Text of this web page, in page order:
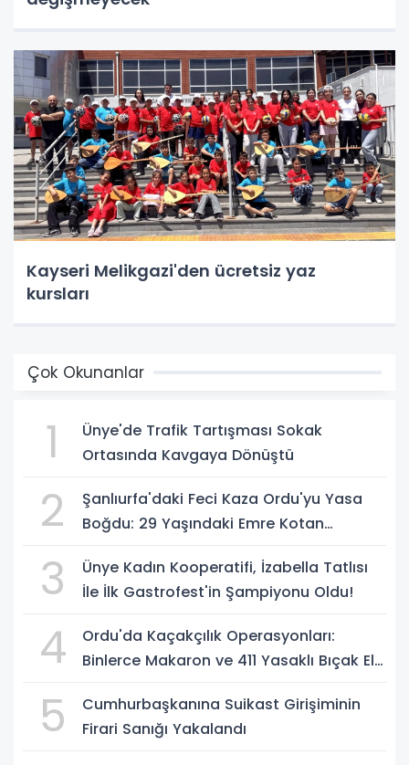
Kayseri Melikgazi'den ücretsiz yaz
kursları
Çok Okunanlar
1
Ünye'de Trafik Tartışması Sokak
Ortasında Kavgaya Dönüştü
2
Şanlıurfa'daki Feci Kaza Ordu'yu Yasa
Boğdu: 29 Yaşındaki Emre Kotan
3
Ünye Kadın Kooperatifi, İzabella Tatlısı
İle İlk Gastrofest'in Şampiyonu Oldu!
4
Ordu'da Kaçakçılık Operasyonları:
Binlerce Makaron ve 411 Yasaklı Bıçak Ele
5
Cumhurbaşkanına Suikast Girişiminin
Firari Sanığı Yakalandı